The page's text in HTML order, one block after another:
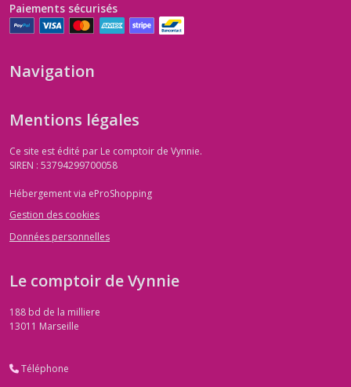
Paiements sécurisés
Navigation
Mentions légales
Ce site est édité par Le comptoir de Vynnie.
SIREN : 53794299700058
Hébergement via eProShopping
Gestion des cookies
Données personnelles
Le comptoir de Vynnie
188 bd de la milliere
13011 Marseille
Téléphone